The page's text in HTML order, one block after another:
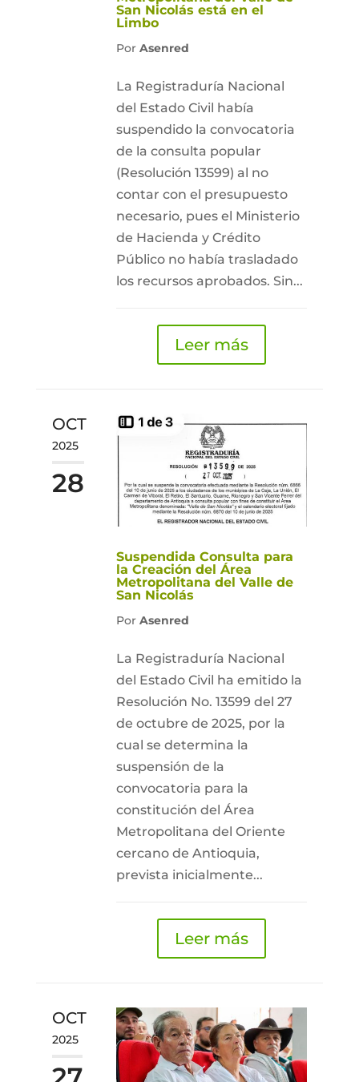
San Nicolás está en el
Limbo
Por Asenred
La Registraduría Nacional
del Estado Civil había
suspendido la convocatoria
de la consulta popular
(Resolución 13599) al no
contar con el presupuesto
necesario, pues el Ministerio
de Hacienda y Crédito
Público no había trasladado
los recursos aprobados. Sin...
Leer más
OCT
2025
28
Suspendida Consulta para
la Creación del Área
Metropolitana del Valle de
San Nicolás
Por Asenred
La Registraduría Nacional
del Estado Civil ha emitido la
Resolución No. 13599 del 27
de octubre de 2025, por la
cual se determina la
suspensión de la
convocatoria para la
constitución del Área
Metropolitana del Oriente
cercano de Antioquia,
prevista inicialmente...
Leer más
OCT
2025